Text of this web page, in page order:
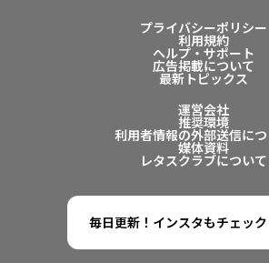
プライバシーポリシー
利用規約
ヘルプ・サポート
広告掲載について
最新トピックス
運営会社
推奨環境
利用者情報の外部送信に
媒体資料
レタスクラブについて
毎日更新！インスタもチェック